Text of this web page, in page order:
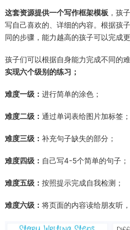
这套资源提供一个写作框架模板 ，孩
写自己喜欢的、详细的内容。根据孩
同的步骤，能力越高的孩子可以完成更
孩子们可以根据自身能力完成不同的
实现六个级别的练习；
难度一级： 进行简单的涂色；
难度二级： 通过单词表给图片加标签；
难度三级： 补充句子缺失的部分；
难度四级： 自己写4-5个简单的句子；
难度五级： 按照提示完成自我检测；
难度六级： 将页面的内容读给朋友听